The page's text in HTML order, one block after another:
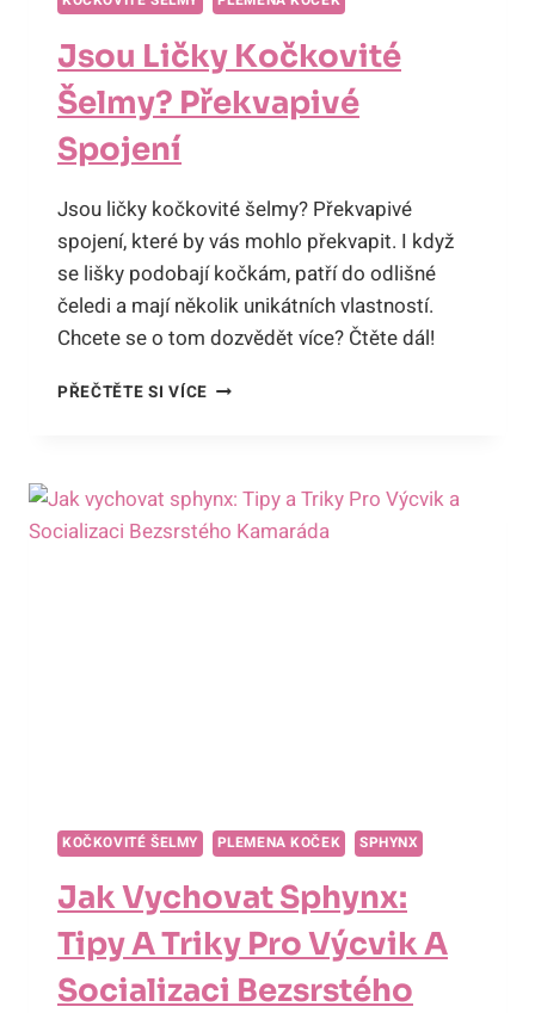
Jsou Ličky Kočkovité
Šelmy? Překvapivé
Spojení
Jsou ličky kočkovité šelmy? Překvapivé
spojení, které by vás mohlo překvapit. I když
se lišky podobají kočkám, patří do odlišné
čeledi a mají několik unikátních vlastností.
Chcete se o tom dozvědět více? Čtěte dál!
PŘEČTĚTE SI VÍCEJSOU
PŘEKVAPIVÉ
SPOJENÍ
KOČKOVITÉ ŠELMY PLEMENA KOČEK SPHYNX
Jak Vychovat Sphynx:
Tipy A Triky Pro Výcvik A
Socializaci Bezsrstého